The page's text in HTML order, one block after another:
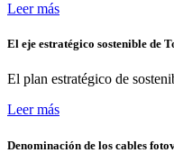
Leer más
El eje estratégico sostenible de
El plan estratégico de
Leer más
Denominación de los cables